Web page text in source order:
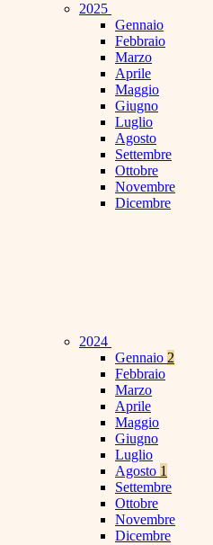
2025
Gennaio
Febbraio
Marzo
Aprile
Maggio
Giugno
Luglio
Agosto
Settembre
Ottobre
Novembre
Dicembre
2024
Gennaio 2
Febbraio
Marzo
Aprile
Maggio
Giugno
Luglio
Agosto 1
Settembre
Ottobre
Novembre
Dicembre